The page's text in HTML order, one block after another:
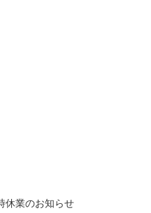
休業のお知らせ